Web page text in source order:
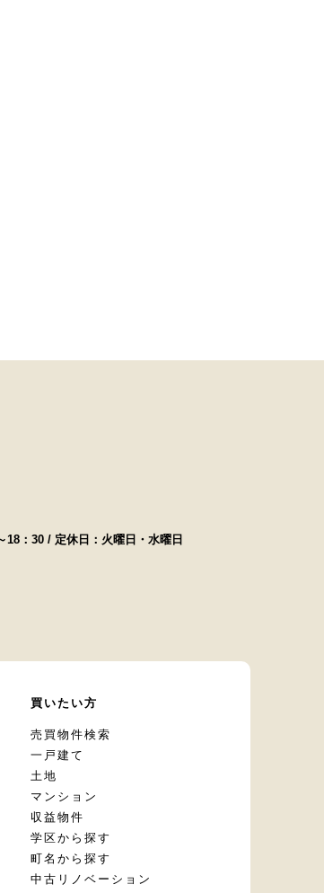
18：30 / 定休日：火曜日・水曜日
買いたい方
売買物件検索
一戸建て
土地
マンション
収益物件
学区から探す
町名から探す
中古リノベーション